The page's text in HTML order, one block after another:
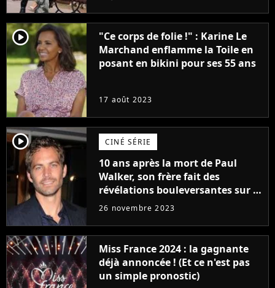
(exclu)
player2
"Ce corps de folie !" : Karine Le
Marchand enflamme la Toile en
posant en bikini pour ses 55 ans
17 août 2023
player2 CINÉ SÉRIE
10 ans après la mort de Paul
Walker, son frère fait des
révélations bouleversantes sur la
réaction des acteurs de Fast and
26 novembre 2023
Miss France 2024 : la gagnante
déjà annoncée ! (Et ce n'est pas
un simple pronostic)